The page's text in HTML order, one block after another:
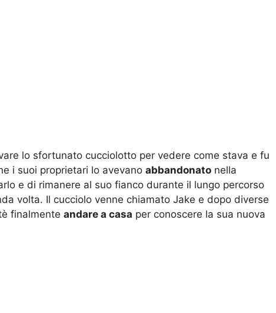
lo sfortunato cucciolotto per vedere come stava e fu
i suoi proprietari lo avevano abbandonato nella
e di rimanere al suo fianco durante il lungo percorso
volta. Il cucciolo venne chiamato Jake e dopo diverse
finalmente andare a casa per conoscere la sua nuova